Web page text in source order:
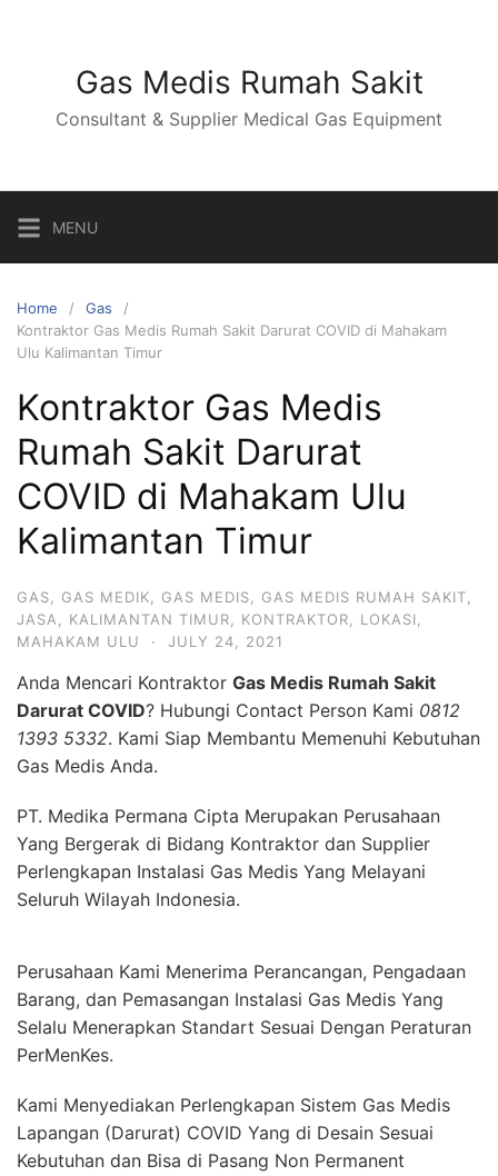
Gas Medis Rumah Sakit
Consultant & Supplier Medical Gas Equipment
MENU
Home
Gas
Kontraktor Gas Medis Rumah Sakit Darurat COVID di Mahakam
Ulu Kalimantan Timur
Kontraktor Gas Medis
Rumah Sakit Darurat
COVID di Mahakam Ulu
Kalimantan Timur
GAS GAS MEDIK GAS MEDIS GAS MEDIS RUMAH SAKIT
JASA
KALIMANTAN TIMUR KONTRAKTOR LOKASI
MAHAKAM ULU
· JULY 24, 2021
Anda Mencari Kontraktor Gas Medis Rumah Sakit
Darurat COVID? Hubungi Contact Person Kami 0812
1393 5332. Kami Siap Membantu Memenuhi Kebutuhan
Gas Medis Anda.
PT. Medika Permana Cipta Merupakan Perusahaan
Yang Bergerak di Bidang Kontraktor dan Supplier
Perlengkapan Instalasi Gas Medis Yang Melayani
Seluruh Wilayah Indonesia.
Perusahaan Kami Menerima Perancangan, Pengadaan
Barang, dan Pemasangan Instalasi Gas Medis Yang
Selalu Menerapkan Standart Sesuai Dengan Peraturan
PerMenKes.
Kami Menyediakan Perlengkapan Sistem Gas Medis
Lapangan (Darurat) COVID Yang di Desain Sesuai
Kebutuhan dan Bisa di Pasang Non Permanent